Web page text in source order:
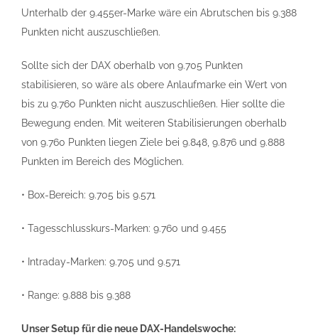
Unterhalb der 9.455er-Marke wäre ein Abrutschen bis 9.388
Punkten nicht auszuschließen.
Sollte sich der DAX oberhalb von 9.705 Punkten
stabilisieren, so wäre als obere Anlaufmarke ein Wert von
bis zu 9.760 Punkten nicht auszuschließen. Hier sollte die
Bewegung enden. Mit weiteren Stabilisierungen oberhalb
von 9.760 Punkten liegen Ziele bei 9.848, 9.876 und 9.888
Punkten im Bereich des Möglichen.
• Box-Bereich: 9.705 bis 9.571
• Tagesschlusskurs-Marken: 9.760 und 9.455
• Intraday-Marken: 9.705 und 9.571
• Range: 9.888 bis 9.388
Unser Setup für die neue DAX-Handelswoche: